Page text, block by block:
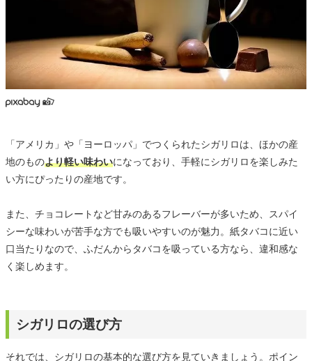
「アメリカ」や「ヨーロッパ」でつくられたシガリロは、ほかの産
地のものより軽い味わいになっており、手軽にシガリロを楽しみた
い方にぴったりの産地です。
また、チョコレートなど甘みのあるフレーバーが多いため、スパイ
シーな味わいが苦手な方でも吸いやすいのが魅力。紙タバコに近い
口当たりなので、ふだんからタバコを吸っている方なら、違和感な
く楽しめます。
シガリロの選び方
それでは、シガリロの基本的な選び方を見ていきましょう。ポイン